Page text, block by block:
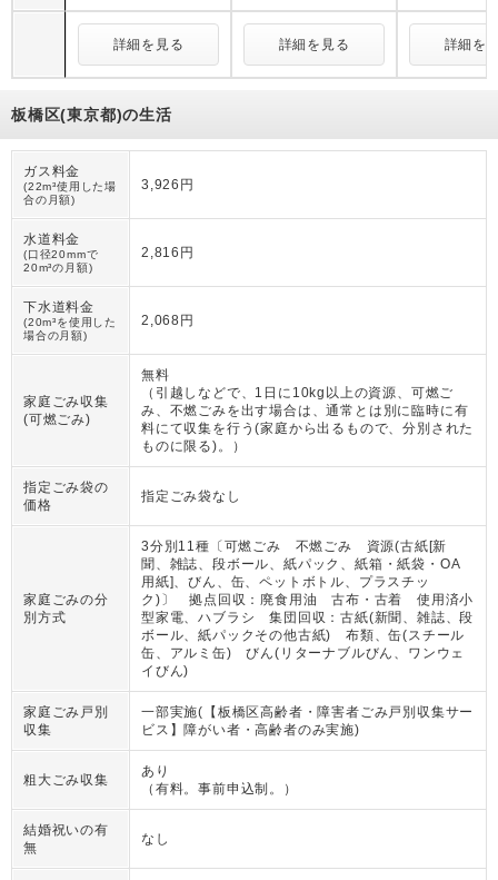
詳細を見る 詳細を見る 詳細を
板橋区(東京都)の生活
ガス料金
(22m³使用した場
合の月額)
3,926円
水道料金
(口径20mmで
20m³の月額)
2,816円
下水道料金
(20m³を使用した
場合の月額)
2,068円
家庭ごみ収集
(可燃ごみ)
無料
（ 引越しなどで、1日に10kg以上の資源、可燃ご
み、不燃ごみを出す場合は、通常とは別に臨時に有
料にて収集を行う(家庭から出るもので、分別された
ものに限る)。
）
指定ごみ袋の
価格
指定ごみ袋なし
家庭ごみの分
別方式
3分別11種〔可燃ごみ 不燃ごみ 資源(古紙[新
聞、雑誌、段ボール、紙パック、紙箱・紙袋・OA
用紙]、びん、缶、ペットボトル、プラスチッ
ク)〕 拠点回収：廃食用油 古布・古着 使用済小
型家電、ハブラシ 集団回収：古紙(新聞、雑誌、段
ボール、紙パックその他古紙) 布類、缶(スチール
缶、アルミ缶) びん(リターナブルびん、ワンウェ
イびん)
家庭ごみ戸別
収集
一部実施(【板橋区高齢者・障害者ごみ戸別収集サー
ビス】障がい者・高齢者のみ実施)
粗大ごみ収集
あり
（ 有料。事前申込制。 ）
結婚祝いの有
無
なし